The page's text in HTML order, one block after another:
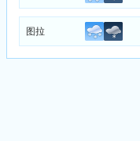
图拉